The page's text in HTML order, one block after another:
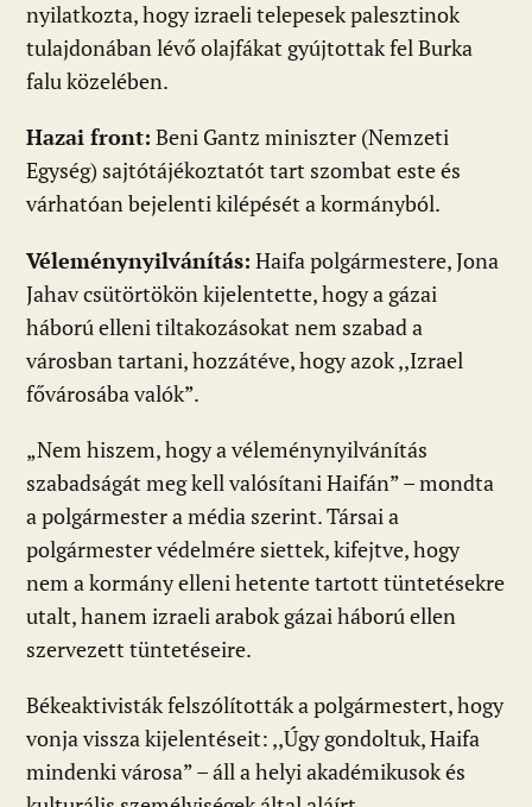
nyilatkozta, hogy izraeli telepesek palesztinok
tulajdonában lévő olajfákat gyújtottak fel Burka
falu közelében.
Hazai front: Beni Gantz miniszter (Nemzeti
Egység) sajtótájékoztatót tart szombat este és
várhatóan bejelenti kilépését a kormányból.
Véleménynyilvánítás: Haifa polgármestere, Jona
Jahav csütörtökön kijelentette, hogy a gázai
háború elleni tiltakozásokat nem szabad a
városban tartani, hozzátéve, hogy azok ,,Izrael
fővárosába valók”.
„Nem hiszem, hogy a véleménynyilvánítás
szabadságát meg kell valósítani Haifán” – mondta
a polgármester a média szerint. Társai a
polgármester védelmére siettek, kifejtve, hogy
nem a kormány elleni hetente tartott tüntetésekre
utalt, hanem izraeli arabok gázai háború ellen
szervezett tüntetéseire.
Békeaktivisták felszólították a polgármestert, hogy
vonja vissza kijelentéseit: ,,Úgy gondoltuk, Haifa
mindenki városa” – áll a helyi akadémikusok és